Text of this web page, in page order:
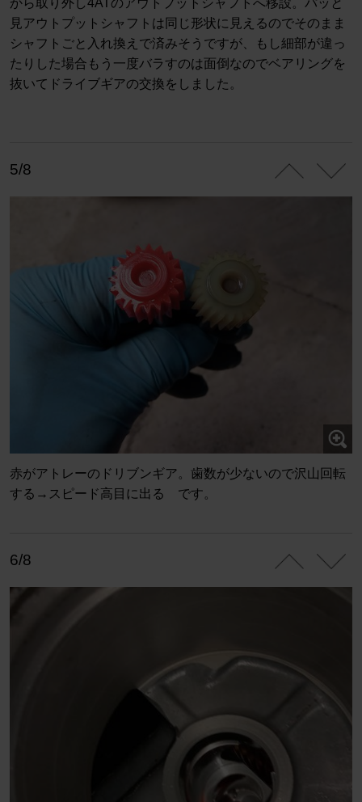
から取り外し4ATのアウトプットシャフトへ移設。パッと
見アウトプットシャフトは同じ形状に見えるのでそのまま
シャフトごと入れ換えで済みそうですが、もし細部が違っ
たりした場合もう一度バラすのは面倒なのでベアリングを
抜いてドライブギアの交換をしました。
5/8
赤がアトレーのドリブンギア。歯数が少ないので沢山回転
する→スピード高目に出る です。
6/8